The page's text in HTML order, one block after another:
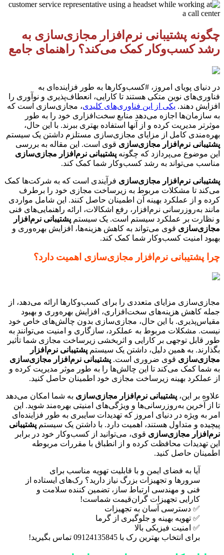
چگونه پشتیبانی نرم‌افزار مجازی‌سازی به
رشد کسب‌وکار کمک می‌کند؟ راهنمای جامع
در دنیای پویای امروز، #کسب‌وکارها به طور فزاینده‌ای به
فناوری‌های نوین متکی هستند تا کارایی، انعطاف‌پذیری و نوآوری را
افزایش دهند. یکی از این فناوری‌های کلیدی، مجازی‌سازی است که
به سازمان‌ها اجازه می‌دهد منابع سخت‌افزاری خود را به طور
موثرتر مدیریت کرده و از آنها استفاده بهتری ببرند. با این حال،
بهره‌مندی کامل از مزایای مجازی‌سازی مستلزم داشتن یک سیستم
پشتیبانی نرم‌افزار مجازی‌سازی قوی است. این مقاله به بررسی
این موضوع می‌پردازد که چگونه پشتیبانی نرم‌افزار مجازی‌سازی
مناسب می‌تواند به رشد کسب‌وکار شما کمک کند.
پشتیبانی نرم‌افزار مجازی‌سازی فرآیندی است که به شرکت‌ها کمک
می‌کند تا مشکلات مربوط به زیرساخت مجازی خود را برطرف
کرده و از عملکرد بهینه آن اطمینان حاصل کنند. این شامل مواردی
مانند به‌روزرسانی نرم‌افزار، رفع اشکالات، ارائه راهنمایی‌های فنی
و نظارت بر عملکرد سیستم است. یک سیستم پشتیبانی نرم‌افزار
مجازی‌سازی قوی می‌تواند به کاهش هزینه‌ها، افزایش بهره‌وری و
بهبود امنیت کسب‌وکار شما کمک کند.
چرا پشتیبانی نرم‌افزار مجازی‌سازی اهمیت دارد؟
مجازی‌سازی مزایای متعددی را برای کسب‌وکارها ارائه می‌دهد، از
جمله کاهش هزینه‌های سخت‌افزاری، افزایش بهره‌وری و بهبود
مقیاس‌پذیری. با این حال، مجازی‌سازی بدون چالش‌های خاص خود
نیست. مشکلات مربوط به عملکرد، سازگاری و امنیت می‌توانند به
طور قابل توجهی بر کارایی و اثربخشی زیرساخت مجازی شما تأثیر
بگذارند. به همین دلیل، داشتن یک سیستم پشتیبانی نرم‌افزار
مجازی‌سازی قوی ضروری است. پشتیبانی نرم‌افزار مجازی‌سازی
به شما کمک می‌کند تا این چالش‌ها را به طور موثر مدیریت کرده و
از عملکرد بهینه زیرساخت مجازی خود اطمینان حاصل کنید.
علاوه بر این، پشتیبانی نرم‌افزار مجازی‌سازی به شما امکان می‌دهد
تا از آخرین به‌روزرسانی‌ها و ویژگی‌های امنیتی بهره‌مند شوید. این
امر به ویژه در دنیای امروز که تهدیدات سایبری به طور فزاینده‌ای
پیچیده و متداول هستند، اهمیت دارد. با داشتن یک سیستم پشتیبانی
نرم‌افزار مجازی‌سازی قوی، می‌توانید از کسب‌وکار خود در برابر
این تهدیدات محافظت کرده و از انطباق با مقررات مربوطه
اطمینان حاصل کنید.
آیا به فضای ایمن و با قابلیت تهویه مناسب برای
سرورها و تجهیزات بزرگ نیاز دارید؟ رک‌های ایستاده از
فنی و مهندسی ارتباط ساز، تضمین کننده سلامت و
کارایی تجهیزات گران‌قیمت شماست!
✅ دسترسی آسان به تجهیزات
✅ تهویه بهینه و جلوگیری از گرما
✅ امنیت فیزیکی بالا
برای انتخاب بهترین رک با 09124135845 تماس بگیرید!